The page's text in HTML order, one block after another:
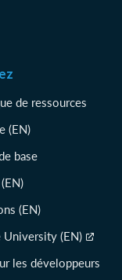
de ressources
(EN)
base
(EN)
University (EN)
les développeurs